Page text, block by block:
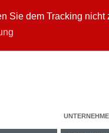
Sie dem Tracking